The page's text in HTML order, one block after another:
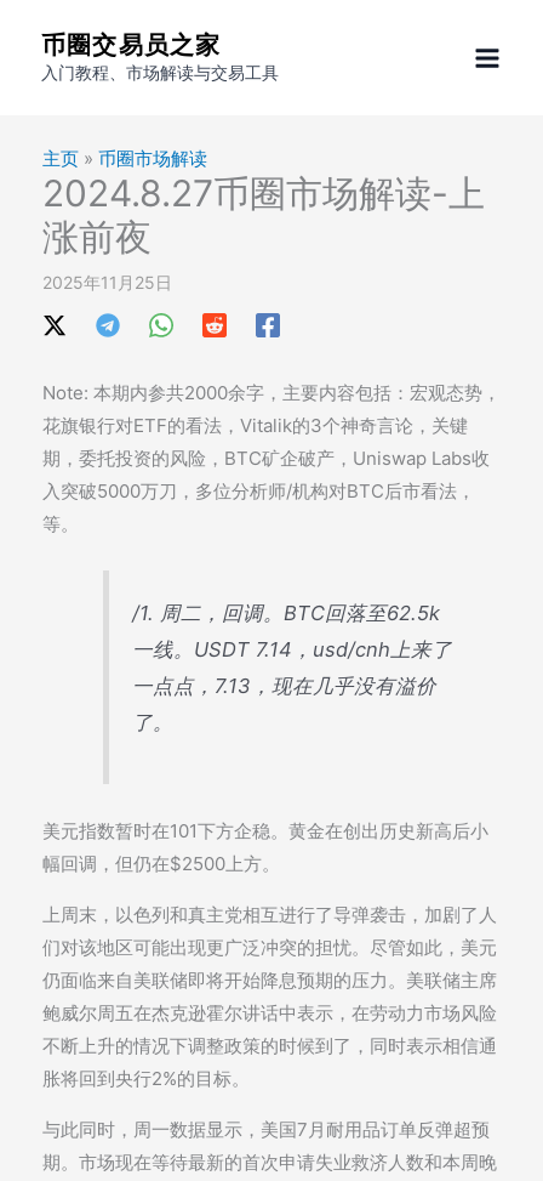
币圈交易员之家
入门教程、市场解读与交易工具
主页 » 币圈市场解读
2024.8.27币圈市场解读-上
涨前夜
2025年11月25日
Note: 本期内参共2000余字，主要内容包括：宏观态势，
花旗银行对ETF的看法，Vitalik的3个神奇言论，关键
期，委托投资的风险，BTC矿企破产，Uniswap Labs收
入突破5000万刀，多位分析师/机构对BTC后市看法，
等。
/1. 周二，回调。BTC回落至62.5k
一线。USDT 7.14，usd/cnh上来了
一点点，7.13，现在几乎没有溢价
了。
美元指数暂时在101下方企稳。黄金在创出历史新高后小
幅回调，但仍在$2500上方。
上周末，以色列和真主党相互进行了导弹袭击，加剧了人
们对该地区可能出现更广泛冲突的担忧。尽管如此，美元
仍面临来自美联储即将开始降息预期的压力。美联储主席
鲍威尔周五在杰克逊霍尔讲话中表示，在劳动力市场风险
不断上升的情况下调整政策的时候到了，同时表示相信通
胀将回到央行2%的目标。
与此同时，周一数据显示，美国7月耐用品订单反弹超预
期。市场现在等待最新的首次申请失业救济人数和本周晚